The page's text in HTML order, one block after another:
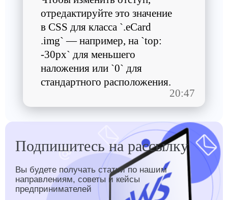
отредактируйте это значение
в CSS для класса `.eCard
.img` — например, на `top:
-30px` для меньшего
наложения или `0` для
стандартного расположения.
20:47
Подпишитесь на рассылку
Вы будете получать статьи по нашим
направлениям, советы и кейсы
предпринимателей